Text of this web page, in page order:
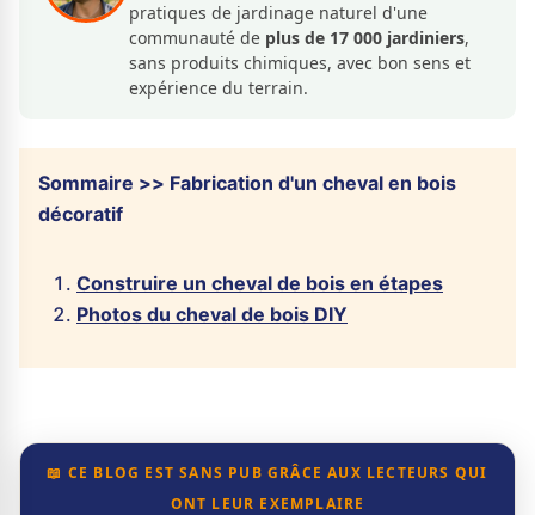
pratiques de jardinage naturel d'une
communauté de plus de 17 000 jardiniers,
sans produits chimiques, avec bon sens et
expérience du terrain.
Sommaire >> Fabrication d'un cheval en bois
décoratif
Construire un cheval de bois en étapes
Photos du cheval de bois DIY
📖 CE BLOG EST SANS PUB GRÂCE AUX LECTEURS QUI
ONT LEUR EXEMPLAIRE